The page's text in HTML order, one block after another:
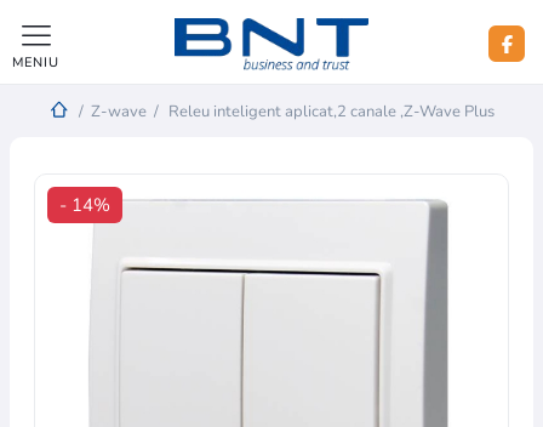
MENIU
/ Z-wave / Releu inteligent aplicat,2 canale ,Z-Wave Plus
- 14%